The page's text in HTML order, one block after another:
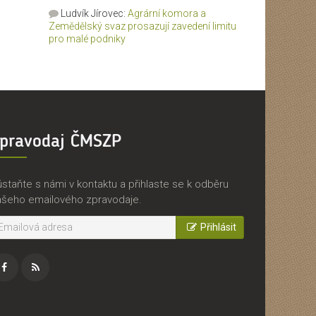
Ludvík Jírovec: Agrární komora a
Zemědělský svaz prosazují zavedení limitu
pro malé podniky
ČMSZP
s námi v kontaktu a přihlaste se k odběru
emailového zpravodaje.
Přihlásit